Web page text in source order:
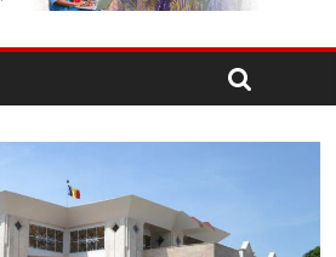
tchadiens au Maroc